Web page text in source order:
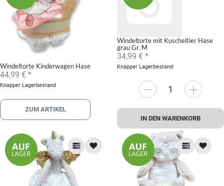
Windeltorte Kinderwagen Hase
44,99 € *
Knapper Lagerbestand
ZUM ARTIKEL
Windeltorte mit Kuscheltier Hase
grau Gr. M
34,99 € *
Knapper Lagerbestand
IN DEN WARENKORB